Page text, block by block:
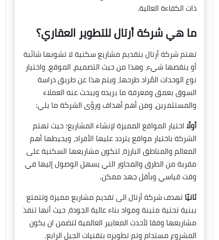
ذات الكفاءة العالية.
ما هي شركة أرتال للتطوير العقاري؟
تهتم شركة أرتال بتقديم مشاريع سكنية لا تشوبها شائبة
أو ينقصها شيء، وهذا من حيث التصميم، الموقع، واختيار
نوع الوحدات المُراد طرحها، ويتم هذا عن طريق دراسة
السوق بعمق ومعرفة ما يريده ويبحث عنه العملاء
والمستثمرين، ومن أهم أهداف ورؤى الشركة ما يلي:
أولًا اختيار المواقع المميزة لإنشاء المشاريع؛ حيث تهتم
الشركة باختيار مواقع يتردد عليها الأفراد، ويحيطها أهم
المعالم والمناطق البارزة، لتكون مشاريعها السكنية على
مقربة من الطرق والمحاور التي يسهل الوصول إليها في
وقت قياسي وبأقل جهد ممكن.
ثانيًا تهدف شركة أرتال الى تقديم مشاريع مميزة وتتمتع
ببنية تحتية متينة ومواد بناء عالية الجودة، حيث أنها تنفذ
مشاريعها وفقا لأحدث المعايير العالمية لتضمن ان يكون
المشروع مستدام وتم تطويره بتقنيات الجيل الرابع.